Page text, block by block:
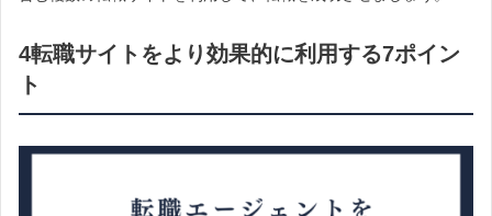
4転職サイトをより効果的に利用する7ポイン
ト